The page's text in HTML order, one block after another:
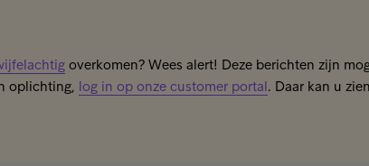
overkomen? Wees alert! Deze berichten zijn
oplichting, log in op onze customer portal. Daar kan u